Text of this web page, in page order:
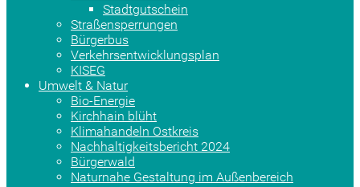
Stadtgutschein
Straßensperrungen
Bürgerbus
Verkehrsentwicklungsplan
KISEG
Umwelt & Natur
Bio-Energie
Kirchhain blüht
Klimahandeln Ostkreis
Nachhaltigkeitsbericht 2024
Bürgerwald
Naturnahe Gestaltung im Außenbereich